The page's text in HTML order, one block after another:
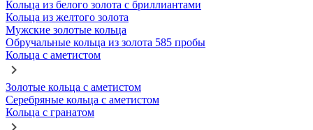
Кольца из белого золота с бриллиантами
Кольца из желтого золота
Мужские золотые кольца
Обручальные кольца из золота 585 пробы
Кольца с аметистом
Золотые кольца с аметистом
Серебряные кольца с аметистом
Кольца с гранатом